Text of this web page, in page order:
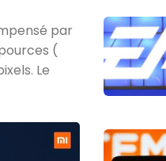
par
(
Le